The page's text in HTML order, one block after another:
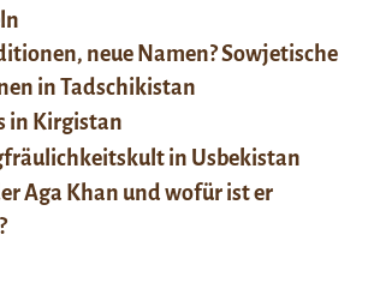
neue Namen? Sowjetische
in Tadschikistan
in Kirgistan
in Usbekistan
Aga Khan und wofür ist er